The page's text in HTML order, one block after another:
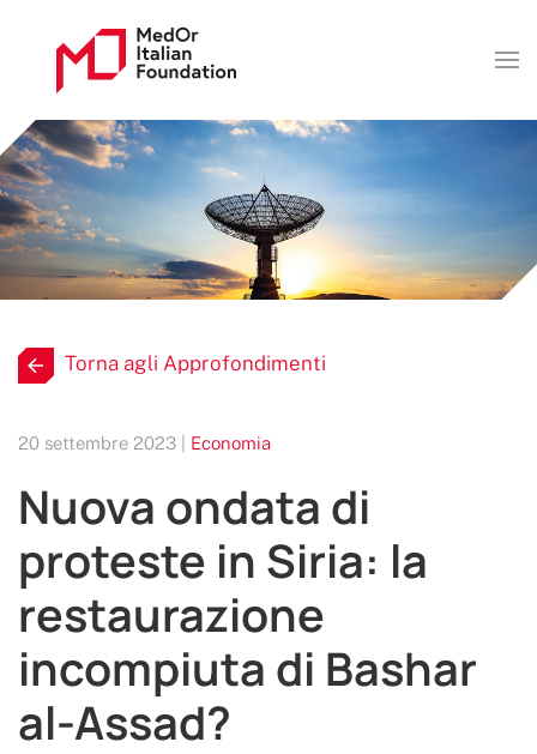
Torna agli Approfondimenti
20 settembre 2023 | Economia
Nuova ondata di
proteste in Siria: la
restaurazione
incompiuta di Bashar
al-Assad?